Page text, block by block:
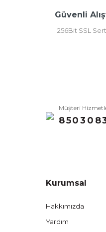
Ürün fiyatı
Güvenli
256Bit SSL
Müşteri
Kurumsal
Hakkımızda
Yardım